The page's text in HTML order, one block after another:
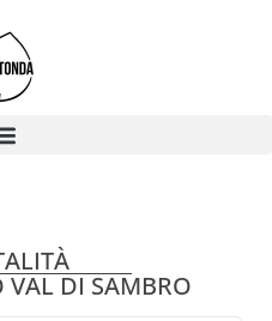
VAL DI SAMBRO